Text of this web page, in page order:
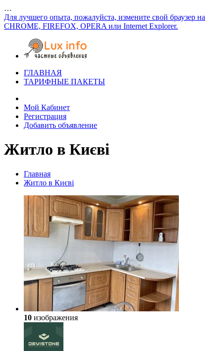
…
Для лучшего опыта, пожалуйста, измените свой браузер на
CHROME, FIREFOX, OPERA или Internet Explorer.
ГЛАВНАЯ
ТАРИФНЫЕ ПАКЕТЫ
Мой Кабинет
Регистрация
Добавить объявление
Житло в Києві
Главная
Житло в Києві
10 изображения